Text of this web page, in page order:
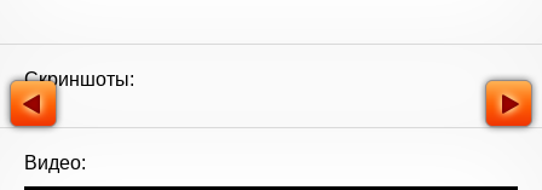
Скриншоты:
Видео: